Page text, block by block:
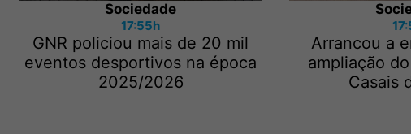
Sociedade
17:55h
GNR policiou mais de 20 mil
eventos desportivos na época
2025/2026
Arrancou a
ampliação
Casais